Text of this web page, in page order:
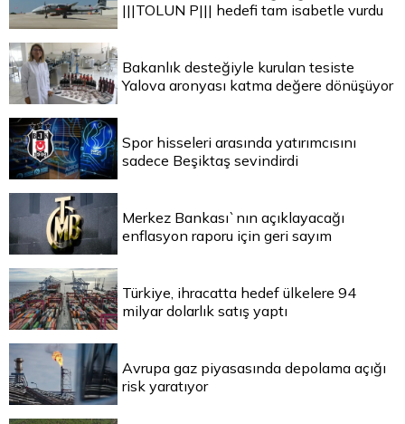
|||TOLUN P||| hedefi tam isabetle vurdu
Bakanlık desteğiyle kurulan tesiste
Yalova aronyası katma değere dönüşüyor
Spor hisseleri arasında yatırımcısını
sadece Beşiktaş sevindirdi
Merkez Bankası`nın açıklayacağı
enflasyon raporu için geri sayım
Türkiye, ihracatta hedef ülkelere 94
milyar dolarlık satış yaptı
Avrupa gaz piyasasında depolama açığı
risk yaratıyor